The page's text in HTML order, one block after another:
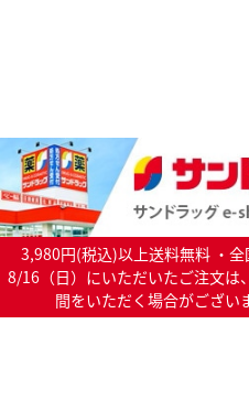
3,980円(税込)以上送料無料 ・
8/16（日）にいただいたご注文は
間をいただく場合がござい